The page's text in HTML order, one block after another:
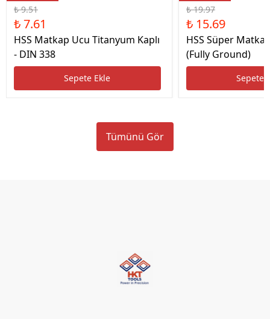
₺ 9.51
₺ 7.61
HSS Matkap Ucu Titanyum Kaplı
- DIN 338
Sepete Ekle
₺ 19.97
₺ 15.69
HSS Süper
(Fully Ground)
Sepete
Tümünü Gör